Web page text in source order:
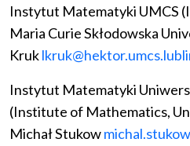
Instytut Matematyki UMCS
Maria Curie Skłodowska
Kruk
Instytut Matematyki
(Institute of Mathematics,
Michał Stukow